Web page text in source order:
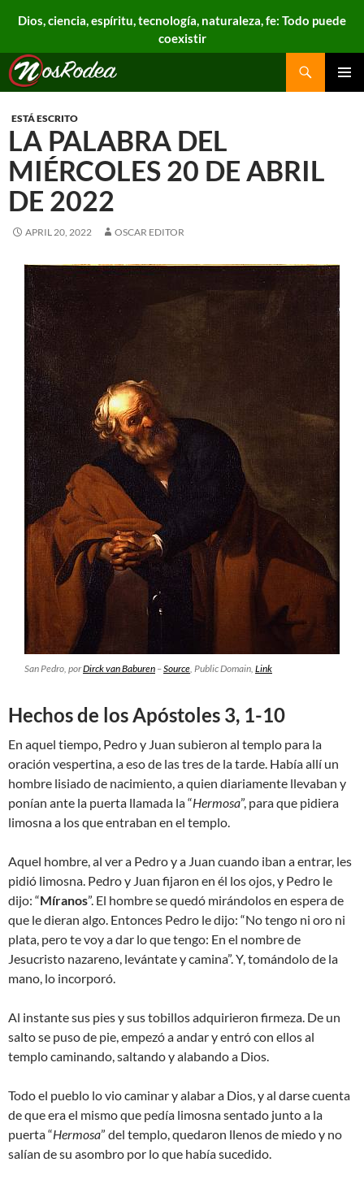
Dios, ciencia, espíritu, tecnología, naturaleza, fe: Todo puede
coexistir
Nos Rodea
Search
ESTÁ ESCRITO
LA PALABRA DEL
MIÉRCOLES 20 DE ABRIL
DE 2022
APRIL 20, 2022 OSCAR EDITOR
San Pedro, porDirck van Baburen –Source, Public Domain, Link
Hechos de los Apóstoles 3, 1-10
En aquel tiempo, Pedro y Juan subieron al templo para la
oración vespertina, a eso de las tres de la tarde. Había allí un
hombre lisiado de nacimiento, a quien diariamente llevaban y
ponían ante la puerta llamada la “Hermosa”, para que pidiera
limosna a los que entraban en el templo.
Aquel hombre, al ver a Pedro y a Juan cuando iban a entrar, les
pidió limosna. Pedro y Juan fijaron en él los ojos, y Pedro le
dijo: “Míranos”. El hombre se quedó mirándolos en espera de
que le dieran algo. Entonces Pedro le dijo: “No tengo ni oro ni
plata, pero te voy a dar lo que tengo: En el nombre de
Jesucristo nazareno, levántate y camina”. Y, tomándolo de la
mano, lo incorporó.
Al instante sus pies y sus tobillos adquirieron firmeza. De un
salto se puso de pie, empezó a andar y entró con ellos al
templo caminando, saltando y alabando a Dios.
Todo el pueblo lo vio caminar y alabar a Dios, y al darse cuenta
de que era el mismo que pedía limosna sentado junto a la
puerta “Hermosa” del templo, quedaron llenos de miedo y no
salían de su asombro por lo que había sucedido.